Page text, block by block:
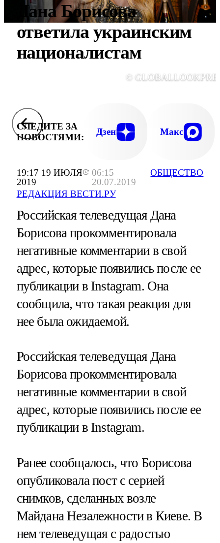
19:17 19 ИЮЛЯ
2019
06:15
20.07.2019
РЕДАКЦИЯ ВЕСТИ.РУ
ОБЩЕСТВО
Дана Борисова
ответила украинским
националистам
©
СЛЕДИТЕ ЗА
НОВОСТЯМИ:
Дзен Макс
Российская телеведущая Дана
Борисова прокомментировала
негативные комментарии в свой
адрес, которые появились после ее
публикации в Instagram. Она
сообщила, что такая реакция для
нее была ожидаемой.
Российская телеведущая Дана
Борисова прокомментировала
негативные комментарии в свой
адрес, которые появились после ее
публикации в Instagram.
Ранее сообщалось, что Борисова
опубликовала пост с серией
снимков, сделанных возле
Майдана Незалежности в Киеве. В
нем телеведущая с радостью